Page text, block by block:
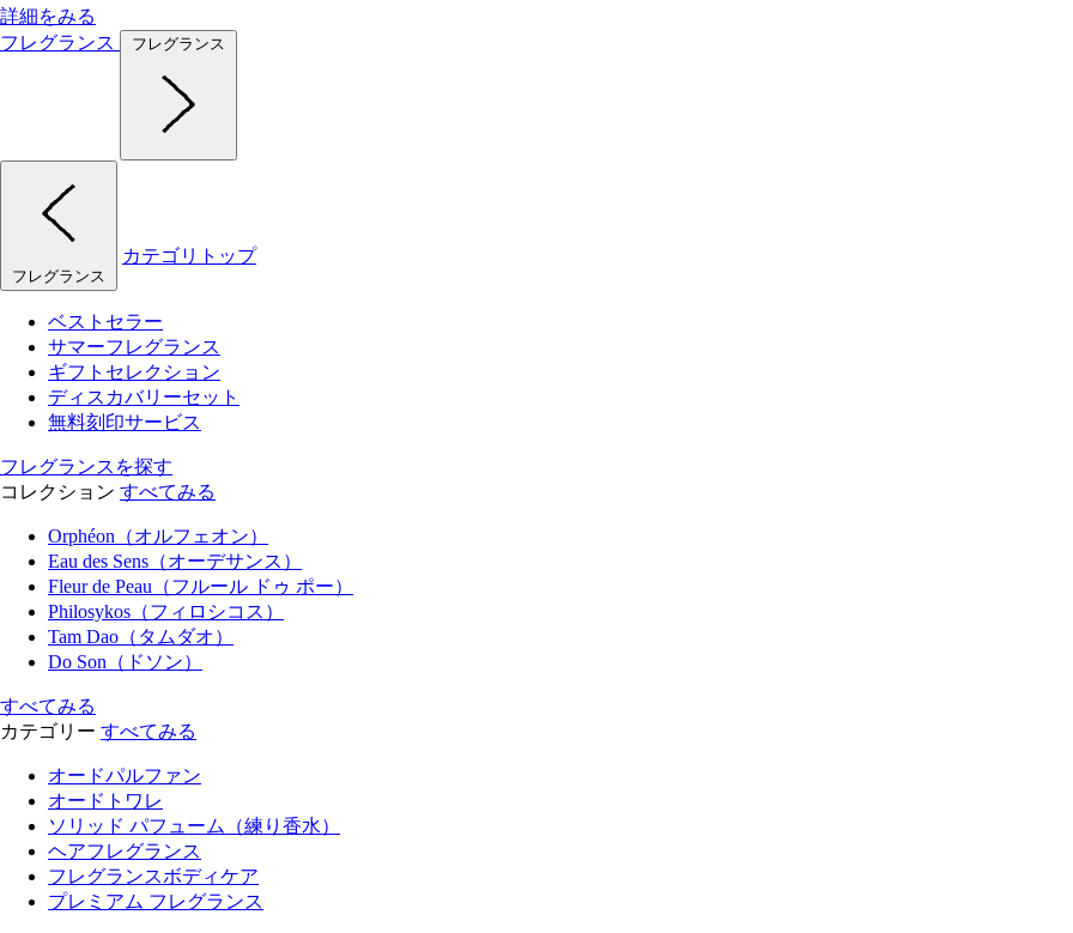
詳細をみる
フレグランス
フレグランス
フレグランス
カテゴリトップ
ベストセラー
サマーフレグランス
ギフトセレクション
ディスカバリーセット
無料刻印サービス
フレグランスを探す
コレクション すべてみる
Orphéon（オルフェオン）
Eau des Sens（オーデサンス）
Fleur de Peau（フルール ドゥ ポー）
Philosykos（フィロシコス）
Tam Dao（タムダオ）
Do Son（ドソン）
すべてみる
カテゴリー すべてみる
オードパルファン
オードトワレ
ソリッド パフューム（練り香水）
ヘアフレグランス
フレグランスボディケア
プレミアム フレグランス